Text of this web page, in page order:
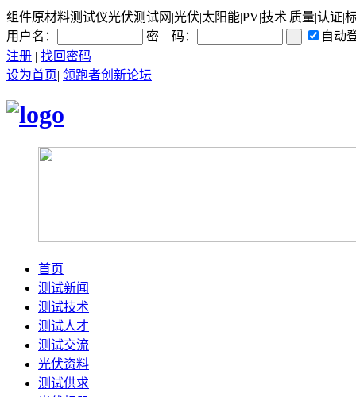
组件原材料测试仪光伏测试网|光伏|太阳能|PV|技术|质量|认证|
用户名：
密 码：
自动
注册 | 找回密码
设为首页| 领跑者创新论坛|
首页
测试新闻
测试技术
测试人才
测试交流
光伏资料
测试供求